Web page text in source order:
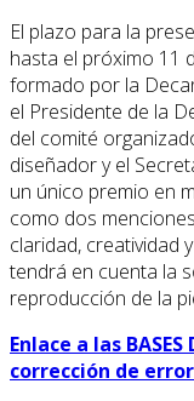
El plazo para la
hasta el próximo 11
formado por la
el Presidente de la
del comité
diseñador y el
un único premio en
como dos
claridad, creatividad
tendrá en cuenta la
reproducción de la
Enlace a las
corrección de